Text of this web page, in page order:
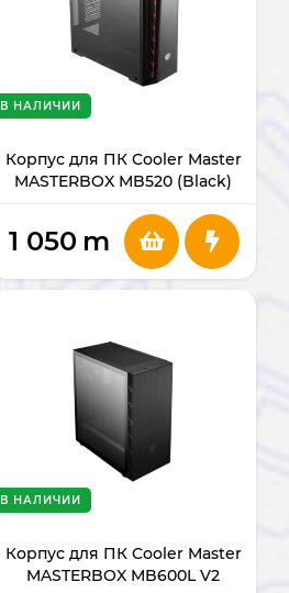
Корпус для ПК Cooler Master
MASTERBOX MB520 (Black)
В НАЛИЧИИ
1 050 m
Корпус для ПК Cooler Master
MASTERBOX MB600L V2
В НАЛИЧИИ